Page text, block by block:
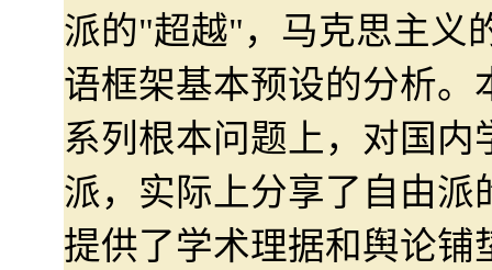
派的"超越"，马克思主义
语框架基本预设的分析
系列根本问题上，对国
派，实际上分享了自由
提供了学术理据和舆论